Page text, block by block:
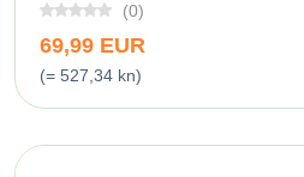
(0)
69,99 EUR
(= 527,34 kn)